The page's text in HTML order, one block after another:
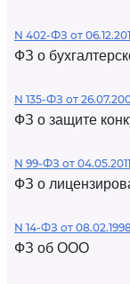
N 402-ФЗ от
ФЗ о
N 135-ФЗ от
ФЗ о защите
N 99-ФЗ от 04.05.2011
ФЗ о
N 14-ФЗ от
ФЗ об ООО